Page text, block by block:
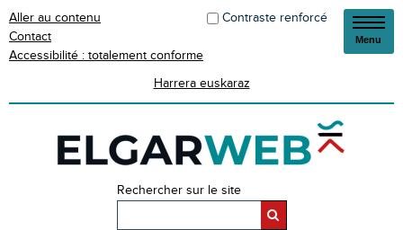
Aller au contenu
Contact
Accessibilité : totalement conforme
Contraste renforcé
Harrera euskaraz
Rechercher sur le site
Menu